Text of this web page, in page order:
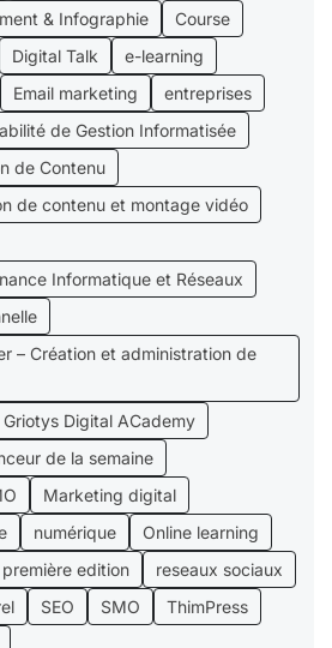
& Infographie
Course
Digital Talk
e-learning
Email marketing
entreprises
de Gestion Informatisée
de Contenu
de contenu et montage vidéo
Informatique et Réseaux
– Création et administration de
Griotys Digital ACademy
de la semaine
Marketing digital
numérique
Online learning
première edition
reseaux sociaux
SEO SMO
ThimPress